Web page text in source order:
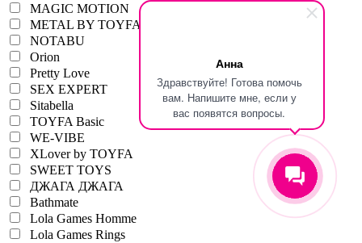
Анна
Здравствуйте! Готова помочь
вам. Напишите мне, если у
вас появятся вопросы.
MAGIC MOTION
METAL BY TOYFA
NOTABU
Orion
Pretty Love
SEX EXPERT
Sitabella
TOYFA Basic
WE-VIBE
XLover by TOYFA
SWEET TOYS
ДЖАГА ДЖАГА
Bathmate
Lola Games Homme
Lola Games Rings